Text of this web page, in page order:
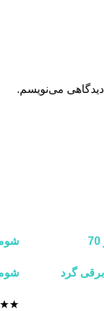
دیدگاهی می‌نویسم.
گرد
★
★